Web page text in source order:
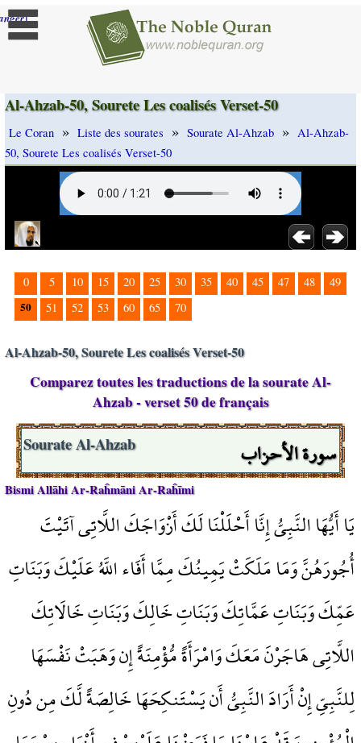
]
Al-Ahzab-50, Sourete Les coalisés Verset-50
Le Coran » Liste des sourates » Sourate Al-Ahzab » Al-Ahzab-
50, Sourete Les coalisés Verset-50
0 5 10 15 20 25 30 35 40 45 47 48 49
50 51 52 53 60 65 70
Al-Ahzab-50, Sourete Les coalisés Verset-50
Comparez toutes les traductions de la sourate Al-
Ahzab - verset 50 de français
سورة الأحزاب Sourate Al-Ahzab
Bismi Allāhi Ar-Raĥmāni Ar-Raĥīmi
يَا أَيُّهَا النَّبِيُّ إِنَّا أَحْلَلْنَا لَكَ أَزْوَاجَكَ اللَّاتِي آتَيْتَ
أُجُورَهُنَّ وَمَا مَلَكَتْ يَمِينُكَ مِمَّا أَفَاء اللَّهُ عَلَيْكَ وَبَنَاتِ
عَمِّكَ وَبَنَاتِ عَمَّاتِكَ وَبَنَاتِ خَالِكَ وَبَنَاتِ خَالَاتِكَ
اللَّاتِي هَاجَرْنَ مَعَكَ وَامْرَأَةً مُّؤْمِنَةً إِن وَهَبَتْ نَفْسَهَا
لِلنَّبِيِّ إِنْ أَرَادَ النَّبِيُّ أَن يَسْتَنكِحَهَا خَالِصَةً لَّكَ مِن دُونِ